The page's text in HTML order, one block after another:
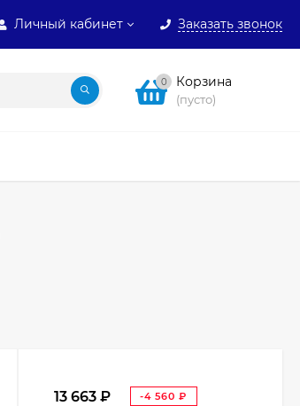
Личный кабинет Заказать звонок
0 Корзина
(пусто)
13 663
-4 560